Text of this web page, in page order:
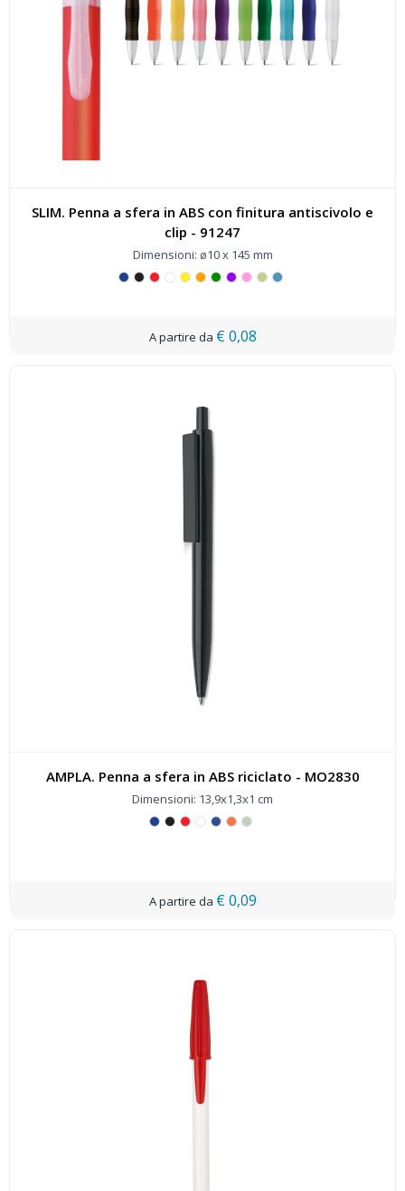
SLIM. Penna a sfera in ABS con finitura antiscivolo e
clip - 91247
Dimensioni: ø10 x 145 mm
€ 0,08
AMPLA. Penna a sfera in ABS riciclato - MO2830
Dimensioni: 13,9x1,3x1 cm
€ 0,09